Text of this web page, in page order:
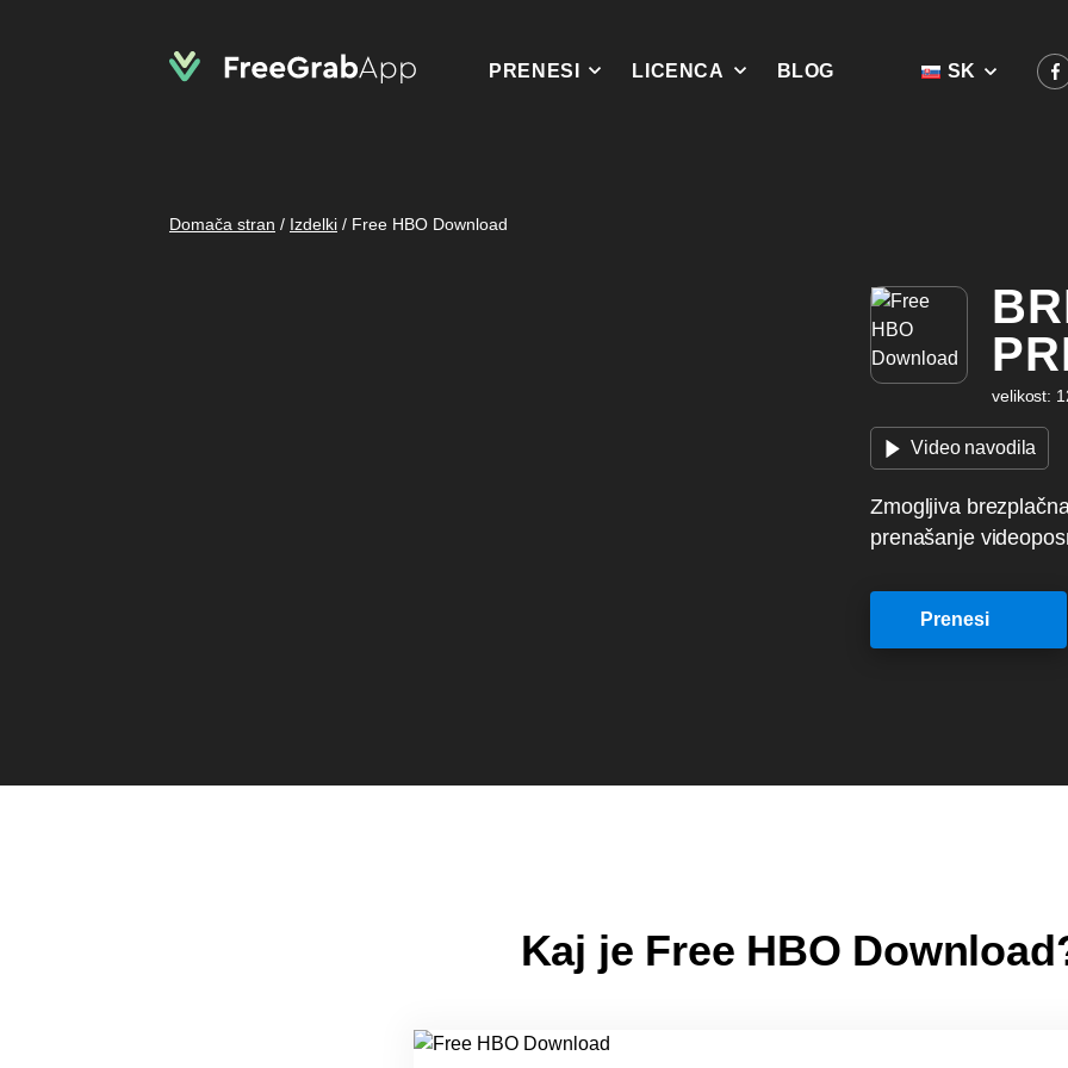
PRENESI LICENCA BLOG SK
Domača stran / Izdelki / Free HBO Download
velikost:
Video navodila
Zmogljiva
prenašanje
Prenesi
Kaj je Free HBO